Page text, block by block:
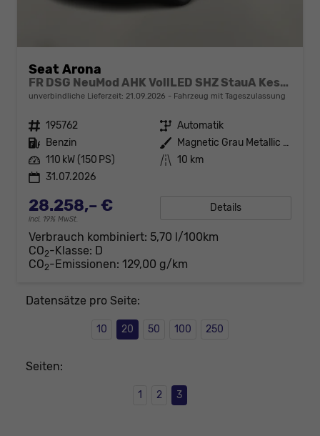
Seat Arona
FR DSG NeuMod AHK VollLED SHZ StauA Kessy
unverbindliche Lieferzeit: 21.09.2026 Fahrzeug mit Tageszulassung
Fahrzeugnr. 195762 Getriebe Automatik
Kraftstoff Benzin Außenfarbe
Magnetic Grau Metallic / Dachfar
Leistung 110 kW (150 PS) Kilometerstand 10 km
31.07.2026
28.258,– €
incl. 19% MwSt.
Details
Verbrauch kombiniert: 5,70 l/100km
CO2-Klasse: D
CO2-Emissionen: 129,00 g/km
Datensätze pro Seite:
10 20 50 100 250
Seiten:
1 2 3